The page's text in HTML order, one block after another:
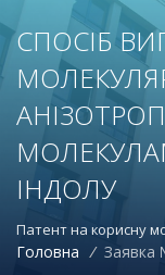
СПОСІБ
ІНДОЛУ
Патент на корисну
Головна / Заявка